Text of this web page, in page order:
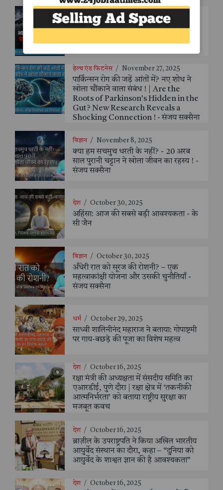
देश / November 27, 2025
तेजस हादसे के संदर्भ में भारत–पाकिस्तान
सक्सैना
हेल्थ एंड फिटनेस / November 27, 2025
पार्किन्सन रोग की जड़ें आंतों में? नए शोध ने
खोला चौंकाने वाला संबंध ! | Are the
Roots of Parkinson’s Hidden in the
Gut? New Research Reveals a
Shocking Connection ! - संजय सक्सैना
विज्ञान / November 8, 2025
क्या हम सचमुच धरती के नहीं? - 20 अरब
साल पुरानी चट्टान ने खोला जीवन का रहस्य ! -
संजय सक्सैना
देश / October 30, 2025
अहिंसा: आज की सबसे बड़ी आवश्यकता - के
सी जैन
विज्ञान / October 30, 2025
अँधेरी रात को सूरज की रोशनी? – एक
महत्वाकांक्षी योजना और उसकी चुनौतियाँ -
संजय सक्सैना
धर्म / October 29, 2025
साध्वी शालिनीनंद महाराज ने बताया: गोपाष्टमी
पर गाय-बछड़े की पूजा का विशेष महत्व
देश / October 16, 2025
रक्षा मंत्री की अध्यक्षता में संसदीय समिति का
एआरडीई, पुणे दौरा | रक्षा क्षेत्र में ‘तकनीकी
आत्मनिर्भरता’ को बताया राष्ट्रीय सुरक्षा का
मजबूत कवच
देश / October 16, 2025
ब्राज़ील के उपराष्ट्रपति ने किया अखिल भारतीय
आयुर्वेद संस्थान का दौरा, कहा – “दुनिया को
आयुर्वेद के शाश्वत ज्ञान की है आवश्यकता”
देश / October 16, 2025